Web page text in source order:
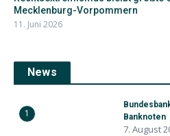
Mecklenburg-Vorpommern
11. Juni 2026
News
1
Banknoten
7. August